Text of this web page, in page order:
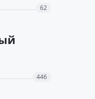
62
446